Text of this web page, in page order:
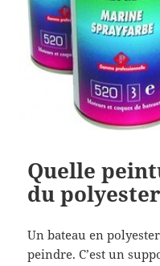
Quelle
du
Un bateau en
peindre. C’est un